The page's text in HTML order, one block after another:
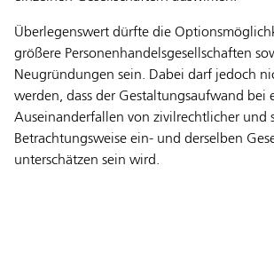
Überlegenswert dürfte die
größere Personenhandelsgesellschaften
Neugründungen sein. Dabei darf jedoch
werden, dass der Gestaltungsaufwand bei
Auseinanderfallen von zivilrechtlicher und
Betrachtungsweise ein- und derselben
unterschätzen sein wird.